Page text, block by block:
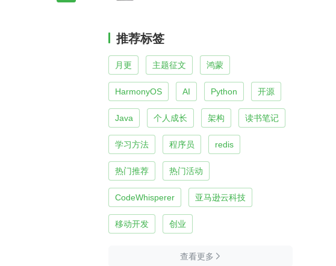
推荐标签
月更 主题征文 鸿蒙
HarmonyOS AI Python 开源
Java 个人成长 架构 读书笔记
学习方法 程序员 redis
热门推荐 热门活动
CodeWhisperer 亚马逊云科技
移动开发 创业
查看更多 